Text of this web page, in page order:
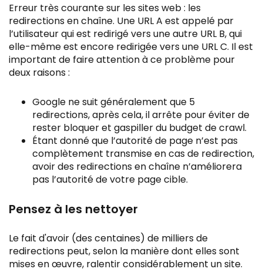
Erreur très courante sur les sites web : les
redirections en chaîne. Une URL A est appelé par
l’utilisateur qui est redirigé vers une autre URL B, qui
elle-même est encore redirigée vers une URL C. Il est
important de faire attention à ce problème pour
deux raisons :
Google ne suit généralement que 5
redirections, après cela, il arrête pour éviter de
rester bloquer et gaspiller du budget de crawl.
Étant donné que l’autorité de page n’est pas
complètement transmise en cas de redirection,
avoir des redirections en chaîne n’améliorera
pas l’autorité de votre page cible.
Pensez à les nettoyer
Le fait d'avoir (des centaines) de milliers de
redirections peut, selon la manière dont elles sont
mises en œuvre, ralentir considérablement un site.